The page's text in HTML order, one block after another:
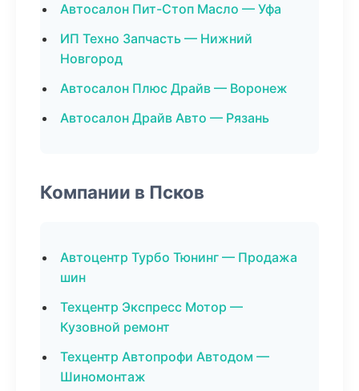
Автосалон Пит-Стоп Масло — Уфа
ИП Техно Запчасть — Нижний
Новгород
Автосалон Плюс Драйв — Воронеж
Автосалон Драйв Авто — Рязань
Компании в Псков
Автоцентр Турбо Тюнинг — Продажа
шин
Техцентр Экспресс Мотор —
Кузовной ремонт
Техцентр Автопрофи Автодом —
Шиномонтаж